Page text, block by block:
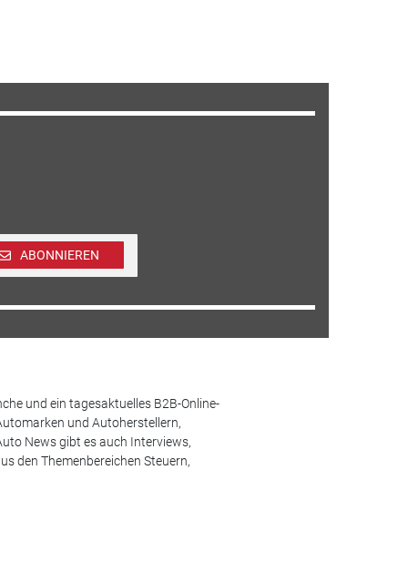
ABONNIEREN
und ein tagesaktuelles B2B-Online-
und Autoherstellern,
News gibt es auch Interviews,
den Themenbereichen Steuern,